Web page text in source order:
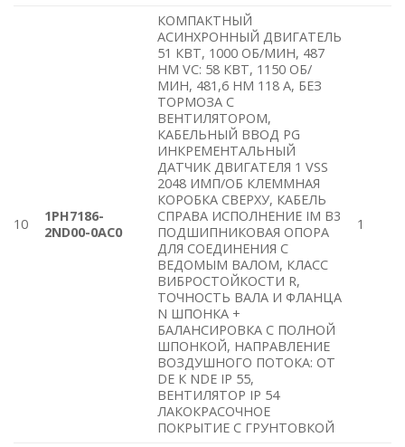
10
1PH7186-
2ND00-0AC0
КОМПАКТНЫЙ
АСИНХРОННЫЙ ДВИГАТЕЛЬ
51 КВТ, 1000 ОБ/МИН, 487
HM VC: 58 КВТ, 1150 ОБ/
МИН, 481,6 HM 118 A, БЕЗ
ТОРМОЗА С
ВЕНТИЛЯТОРОМ,
КАБЕЛЬНЫЙ ВВОД PG
ИНКРЕМЕНТАЛЬНЫЙ
ДАТЧИК ДВИГАТЕЛЯ 1 VSS
2048 ИМП/ОБ КЛЕММНАЯ
КОРОБКА СВЕРХУ, КАБЕЛЬ
СПРАВА ИСПОЛНЕНИЕ IM B3
ПОДШИПНИКОВАЯ ОПОРА
ДЛЯ СОЕДИНЕНИЯ С
ВЕДОМЫМ ВАЛОМ, КЛАСС
ВИБРОСТОЙКОСТИ R,
ТОЧНОСТЬ ВАЛА И ФЛАНЦА
N ШПОНКА +
БАЛАНСИРОВКА С ПОЛНОЙ
ШПОНКОЙ, НАПРАВЛЕНИЕ
ВОЗДУШНОГО ПОТОКА: ОТ
DE К NDE IP 55,
ВЕНТИЛЯТОР IP 54
ЛАКОКРАСОЧНОЕ
ПОКРЫТИЕ С ГРУНТОВКОЙ
1